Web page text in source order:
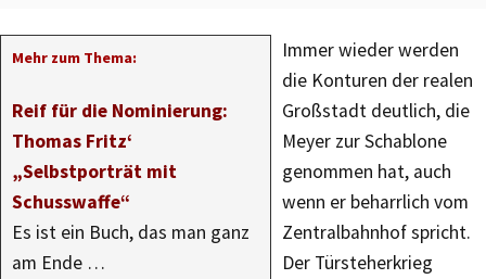
Mehr zum Thema:
Reif für die Nominierung:
Thomas Fritz‘
„Selbstporträt mit
Schusswaffe“
Es ist ein Buch, das man ganz
am Ende …
Immer wieder werden
die Konturen der realen
Großstadt deutlich, die
Meyer zur Schablone
genommen hat, auch
wenn er beharrlich vom
Zentralbahnhof spricht.
Der Türsteherkrieg